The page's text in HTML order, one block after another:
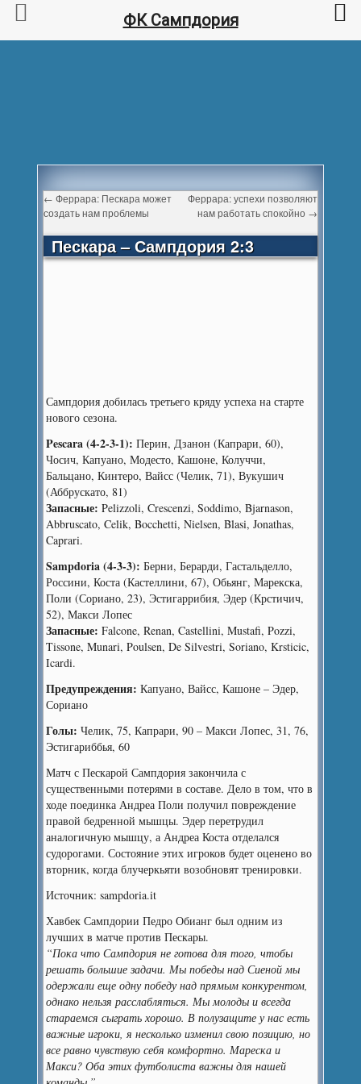
← Феррара: Пескара может
создать нам проблемы
Феррара: успехи позволяют
нам работать спокойно →
Пескара – Сампдория 2:3
Сампдория добилась третьего кряду успеха на старте
нового сезона.
Pescara (4-2-3-1): Перин, Дзанон (Капрари, 60),
Чосич, Капуано, Модесто, Кашоне, Колуччи,
Бальцано, Кинтеро, Вайсс (Челик, 71), Вукушич
(Аббрускато, 81)
Запасные: Pelizzoli, Crescenzi, Soddimo, Bjarnason,
Abbruscato, Celik, Bocchetti, Nielsen, Blasi, Jonathas,
Caprari.
Sampdoria (4-3-3): Берни, Берарди, Гастальделло,
Россини, Коста (Кастеллини, 67), Обьянг, Марекска,
Поли (Сориано, 23), Эстигаррибия, Эдер (Крстичич,
52), Макси Лопес
Запасные: Falcone, Renan, Castellini, Mustafi, Pozzi,
Tissone, Munari, Poulsen, De Silvestri, Soriano, Krsticic,
Icardi.
Предупреждения: Капуано, Вайсс, Кашоне – Эдер,
Сориано
Голы:Челик, 75, Капрари, 90 – Макси Лопес, 31, 76,
Эстигариббья, 60
Матч с Пескарой Сампдория закончила с
существенными потерями в составе. Дело в том, что в
ходе поединка Андреа Поли получил повреждение
правой бедренной мышцы. Эдер перетрудил
аналогичную мышцу, а Андреа Коста отделался
судорогами. Состояние этих игроков будет оценено во
вторник, когда блучеркьяти возобновят тренировки.
Источник: sampdoria.it
Хавбек Сампдории Педро Обианг был одним из
лучших в матче против Пескары.
“Пока что Сампдория не готова для того, чтобы
решать большие задачи. Мы победы над Сиеной мы
одержали еще одну победу над прямым конкурентом,
однако нельзя расслабляться. Мы молоды и всегда
стараемся сыграть хорошо. В полузащите у нас есть
важные игроки, я несколько изменил свою позицию, но
все равно чувствую себя комфортно. Мареска и
Макси? Оба этих футболиста важны для нашей
ФК Сампдория